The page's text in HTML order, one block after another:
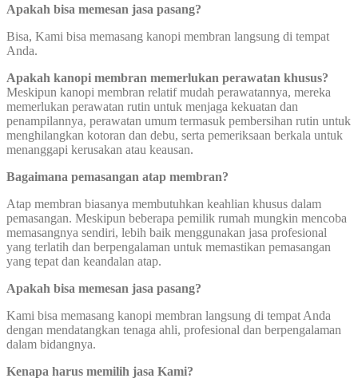
Apakah bisa memesan jasa pasang?
Bisa, Kami bisa memasang kanopi membran langsung di tempat
Anda.
Apakah kanopi membran memerlukan perawatan khusus?
Meskipun kanopi membran relatif mudah perawatannya, mereka
memerlukan perawatan rutin untuk menjaga kekuatan dan
penampilannya, perawatan umum termasuk pembersihan rutin untuk
menghilangkan kotoran dan debu, serta pemeriksaan berkala untuk
menanggapi kerusakan atau keausan.
Bagaimana pemasangan atap membran?
Atap membran biasanya membutuhkan keahlian khusus dalam
pemasangan. Meskipun beberapa pemilik rumah mungkin mencoba
memasangnya sendiri, lebih baik menggunakan jasa profesional
yang terlatih dan berpengalaman untuk memastikan pemasangan
yang tepat dan keandalan atap.
Apakah bisa memesan jasa pasang?
Kami bisa memasang kanopi membran langsung di tempat Anda
dengan mendatangkan tenaga ahli, profesional dan berpengalaman
dalam bidangnya.
Kenapa harus memilih jasa Kami?